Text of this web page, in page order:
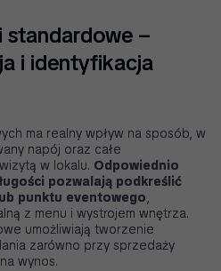
standardowe –
i identyfikacja
ma realny wpływ na sposób, w
napój oraz całe
w lokalu. Odpowiednio
pozwalają podkreślić
punktu eventowego,
z menu i wystrojem wnętrza.
umożliwiają tworzenie
zarówno przy sprzedaży
wynos.